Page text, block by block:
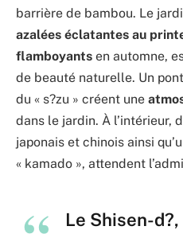
barrière de bambou. Le
azalées éclatantes au
flamboyants en automne,
de beauté naturelle. Un
du « s?zu » créent une
dans le jardin. À l’intérieur,
japonais et chinois ainsi
« kamado », attendent
Le Shisen-